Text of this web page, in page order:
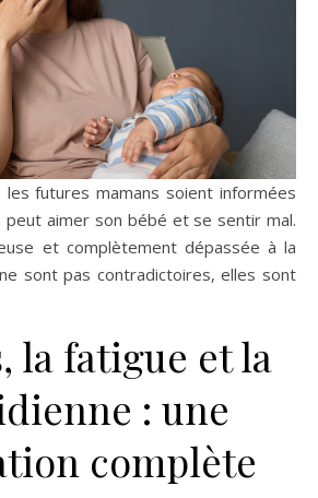
futures mamans soient informées
aimer son bébé et se sentir mal.
et complètement dépassée à la
sont pas contradictoires, elles sont
la fatigue et la
: une
complète